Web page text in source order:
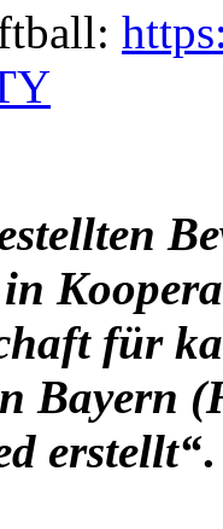
für
Bayern
erstellt“